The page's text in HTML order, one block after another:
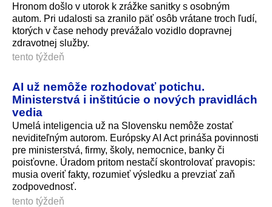
Hronom došlo v utorok k zrážke sanitky s osobným
autom. Pri udalosti sa zranilo päť osôb vrátane troch ľudí,
ktorých v čase nehody prevážalo vozidlo dopravnej
zdravotnej služby.
tento týždeň
AI už nemôže rozhodovať potichu.
Ministerstvá i inštitúcie o nových pravidlách
vedia
Umelá inteligencia už na Slovensku nemôže zostať
neviditeľným autorom. Európsky AI Act prináša povinnosti
pre ministerstvá, firmy, školy, nemocnice, banky či
poisťovne. Úradom pritom nestačí skontrolovať pravopis:
musia overiť fakty, rozumieť výsledku a prevziať zaň
zodpovednosť.
tento týždeň